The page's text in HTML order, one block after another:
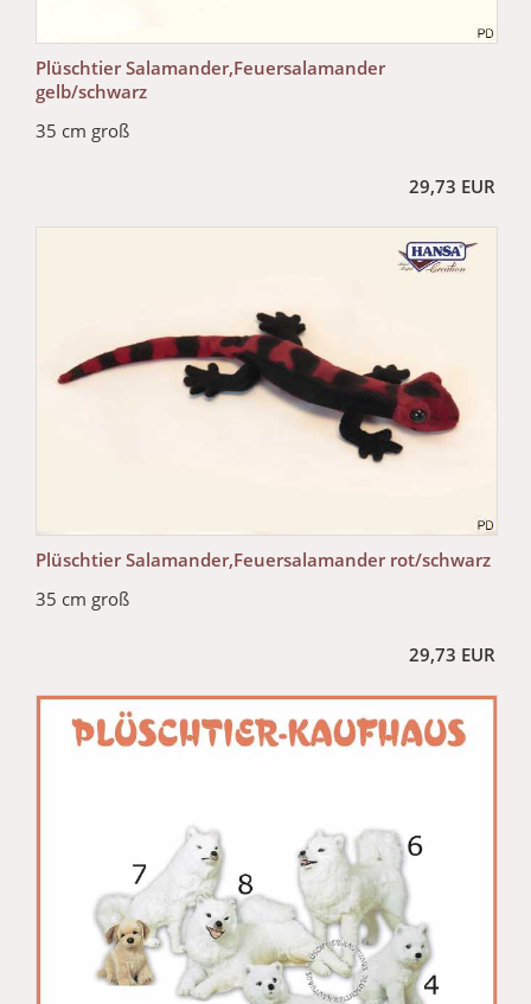
Plüschtier Salamander,Feuersalamander
gelb/schwarz
35 cm groß
29,73 EUR
Plüschtier Salamander,Feuersalamander rot/schwarz
35 cm groß
29,73 EUR